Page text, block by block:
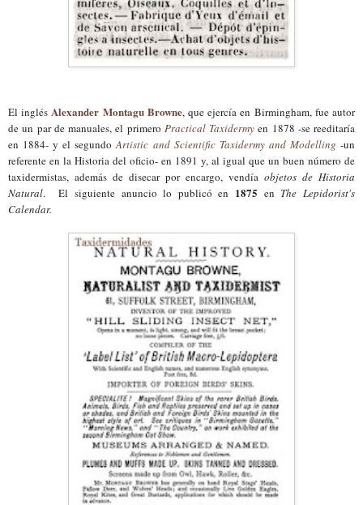
El inglés Alexander Montagu Browne, que ejercía en Birmingham, fue autor
de un par de manuales, el primero Practical Taxidermy en 1878 -se reeditaría
en 1884- y el segundoArtistic and Scientific Taxidermy and Modelling -un
referente en la Historia del oficio- en 1891 y, al igual que un buen número de
taxidermistas, además de disecar por encargo, vendía objetos de Historia
Natural. El siguiente anuncio lo publicó en 1875 en The Lepidorist's
Calendar.